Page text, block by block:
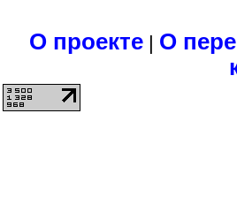
О проекте| О